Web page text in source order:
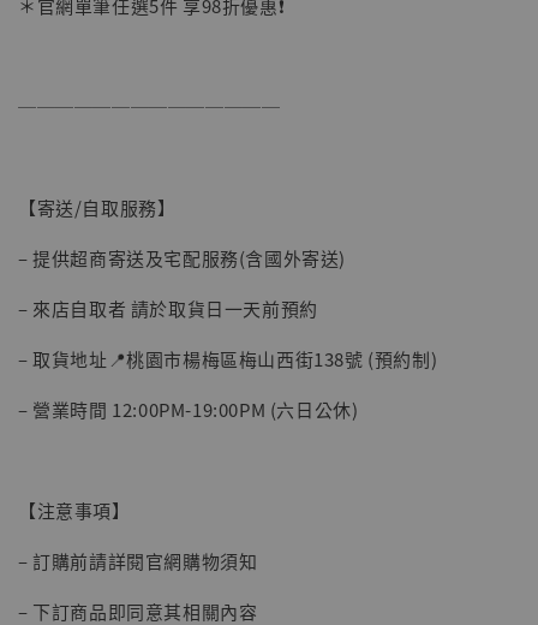
子彈飛 鵝城縣長 張麻子 [BK01]
NT$ 4,980
＊官網單筆任選5件 享98折優惠❗️
──────────────
【寄送/自取服務】
– 提供超商寄送及宅配服務(含國外寄送)
– 來店自取者 請於取貨日一天前預約
– 取貨地址📍桃園市楊梅區梅山西街138號 (預約制)
– 營業時間 12:00PM-19:00PM (六日公休)
【注意事項】
– 訂購前請詳閱官網購物須知
– 下訂商品即同意其相關內容